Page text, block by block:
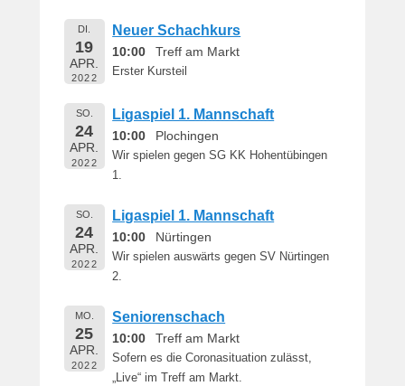
DI.
19
APR.
2022
Neuer Schachkurs
10:00 Treff am Markt
Erster Kursteil
SO.
24
APR.
2022
Ligaspiel 1. Mannschaft
10:00 Plochingen
Wir spielen gegen SG KK Hohentübingen
1.
SO.
24
APR.
2022
Ligaspiel 1. Mannschaft
10:00 Nürtingen
Wir spielen auswärts gegen SV Nürtingen
2.
MO.
25
APR.
2022
Seniorenschach
10:00 Treff am Markt
Sofern es die Coronasituation zulässt,
„Live“ im Treff am Markt.